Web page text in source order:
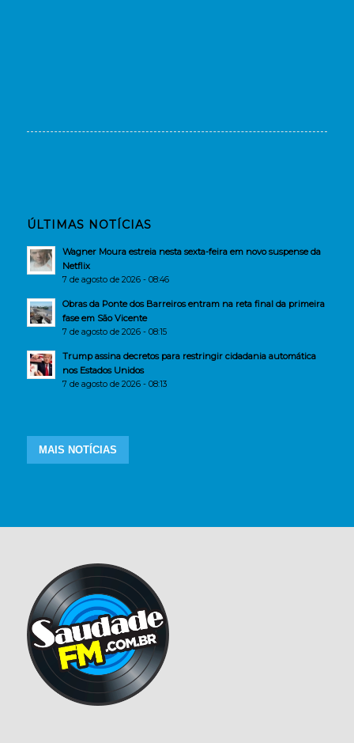
ÚLTIMAS NOTÍCIAS
Wagner Moura estreia nesta sexta-feira em novo suspense da
Netflix
7 de agosto de 2026 - 08:46
Obras da Ponte dos Barreiros entram na reta final da primeira
fase em São Vicente
7 de agosto de 2026 - 08:15
Trump assina decretos para restringir cidadania automática
nos Estados Unidos
7 de agosto de 2026 - 08:13
MAIS NOTÍCIAS